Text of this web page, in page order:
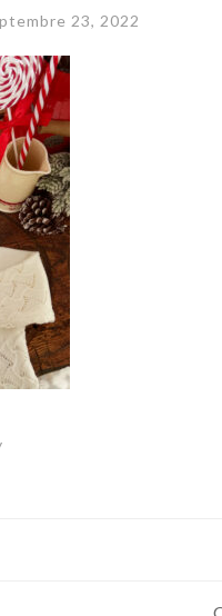
23, 2022